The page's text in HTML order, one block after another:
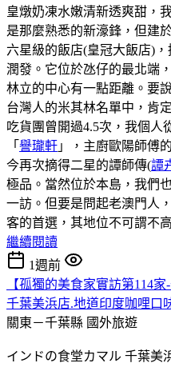
皇燉奶凍水嫩清新透爽甜，
是那麼熟悉的新濠鋒，但建
六星級的飯店(皇冠大飯店)
潤發。它位於氹仔的最北端
林立的中心有一點距離。要
台灣人的米其林名單中，肯
吃貨團曾開過4.5次，我個人
「 譽瓏軒 」，主廚歐陽師傅
今再次摘得二星的譚師傳(譚
極品。當然位於本島，我們
一訪。但要是問起老澳門人
客的首選，其地位不可謂不
繼續閱讀
1週前
【孤獨的美食家實訪第114
千葉美浜店.地道印度咖哩口
關東－千葉縣 國外旅遊
インドの食堂カマル 千葉美